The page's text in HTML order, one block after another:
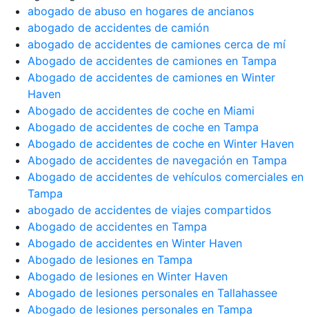
abogado de abuso en hogares de ancianos
abogado de accidentes de camión
abogado de accidentes de camiones cerca de mí
Abogado de accidentes de camiones en Tampa
Abogado de accidentes de camiones en Winter
Haven
Abogado de accidentes de coche en Miami
Abogado de accidentes de coche en Tampa
Abogado de accidentes de coche en Winter Haven
Abogado de accidentes de navegación en Tampa
Abogado de accidentes de vehículos comerciales en
Tampa
abogado de accidentes de viajes compartidos
Abogado de accidentes en Tampa
Abogado de accidentes en Winter Haven
Abogado de lesiones en Tampa
Abogado de lesiones en Winter Haven
Abogado de lesiones personales en Tallahassee
Abogado de lesiones personales en Tampa